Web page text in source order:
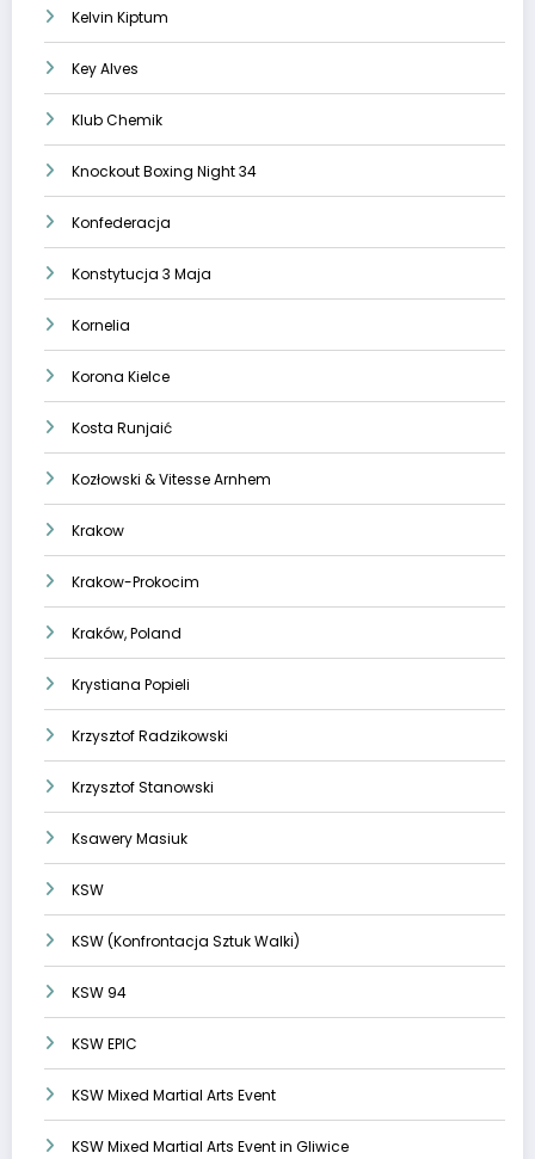
Kelvin Kiptum
Key Alves
Klub Chemik
Knockout Boxing Night 34
Konfederacja
Konstytucja 3 Maja
Kornelia
Korona Kielce
Kosta Runjaić
Kozłowski & Vitesse Arnhem
Krakow
Krakow-Prokocim
Kraków, Poland
Krystiana Popieli
Krzysztof Radzikowski
Krzysztof Stanowski
Ksawery Masiuk
KSW
KSW (Konfrontacja Sztuk Walki)
KSW 94
KSW EPIC
KSW Mixed Martial Arts Event
KSW Mixed Martial Arts Event in Gliwice